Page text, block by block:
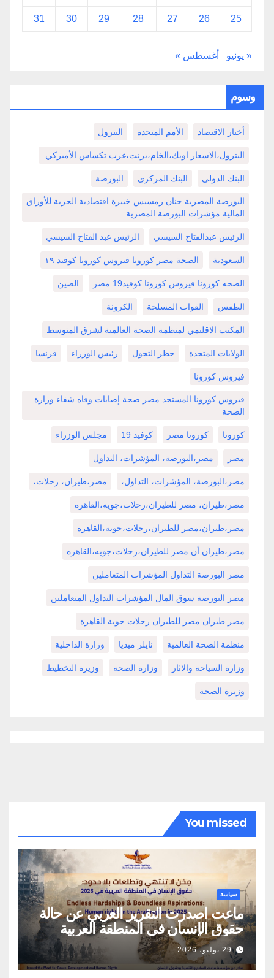
25
26
27
28
29
30
31
« يونيو أغسطس »
وسوم
أخبار الاقتصاد الأمم المتحدة البترول
البترول،الاسعار اوبك،الخام،برنت،غرب تكساس الأميركي.
البنك الدولي البنك المركزي البورصة
البورصة المصرية حنان رمسيس خبيرة اقتصادية الحرية للأوراق
المالية مؤشرات البورصة المصرية
الرئيس عبدالفتاح السيسي الرئيس عبد الفتاح السيسي
السعودية الصحة مصر كورونا فيروس كورونا كوفيد ١٩
الصحه كورونا فيروس كورونا كوفيد19 مصر الصين
الطقس القوات المسلحة الكرونة
المكتب الاقليمي لمنظمة الصحة العالمية لشرق المتوسط
الولايات المتحدة حظر التجول رئيس الوزراء فرنسا
فيروس كورونا
فيروس كورونا المستجد مصر صحة إصابات وفاه شفاء وزارة
الصحة
كورونا كورونا مصر كوفيد 19 مجلس الوزراء
مصر مصر،البورصة، المؤشرات، التداول
مصر،البورصة، المؤشرات، التداول، مصر،طيران، رحلات،
مصر،طيران، مصر للطيران،رحلات،جويه،القاهره
مصر،طيران،مصر للطيران،رحلات،جويه،القاهره
مصر،طيران أن مصر للطيران،رحلات،جويه،القاهره
مصر البورصة التداول المؤشرات المتعاملين
مصر البورصة سوق المال المؤشرات التداول المتعاملين
مصر طيران مصر للطيران رحلات جوية القاهرة
منظمة الصحة العالمية نايلز ميديا وزارة الداخلية
وزارة السياحة والاثار وزارة الصحة وزيرة التخطيط
وزيرة الصحة
You missed
سياسة
ماعت اصدرت التقرير العربي عن حالة
حقوق الإنسان في المنطقة العربية
29 يوليو، 2026